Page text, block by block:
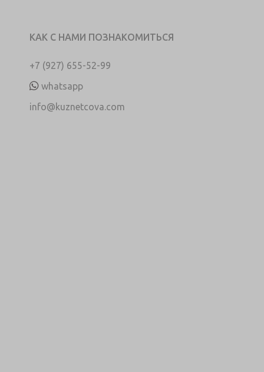
КАК С НАМИ ПОЗНАКОМИТЬСЯ
+7 (927) 655-52-99
whatsapp
info@kuznetcova.com